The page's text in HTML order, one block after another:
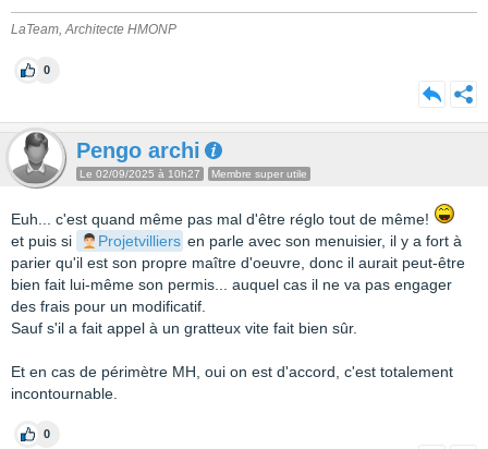
LaTeam, Architecte HMONP
0
Pengo archi
Le 02/09/2025 à 10h27 Membre super utile
Euh... c'est quand même pas mal d'être réglo tout de même!
et puis si
Projetvilliers en parle avec son menuisier, il y a fort à
parier qu'il est son propre maître d'oeuvre, donc il aurait peut-être
bien fait lui-même son permis... auquel cas il ne va pas engager
des frais pour un modificatif.
Sauf s'il a fait appel à un gratteux vite fait bien sûr.
Et en cas de périmètre MH, oui on est d'accord, c'est totalement
incontournable.
0